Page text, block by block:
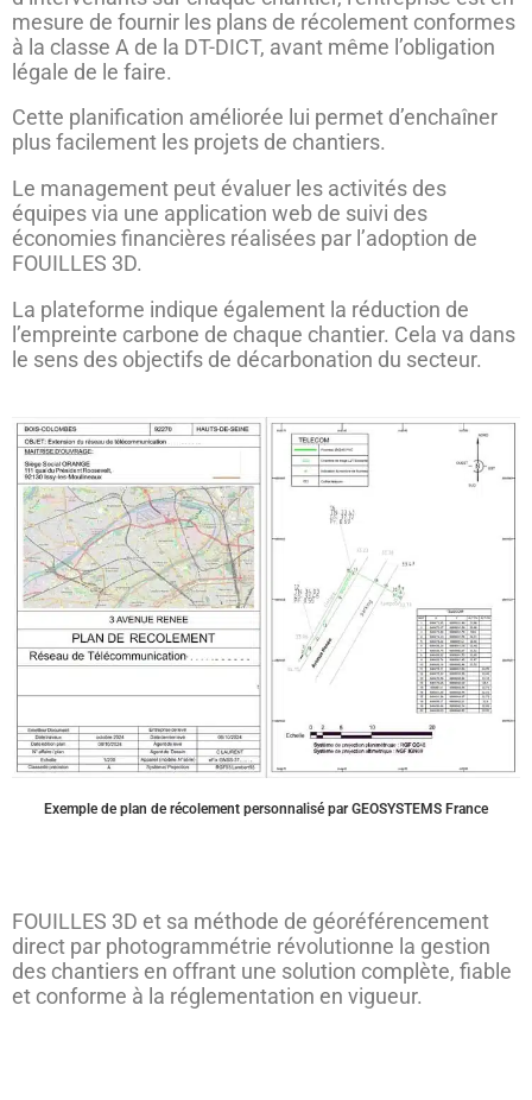
mesure de fournir les plans de récolement conformes
à la classe A de la DT-DICT, avant même l’obligation
légale de le faire.
Cette planification améliorée lui permet d’enchaîner
plus facilement les projets de chantiers.
Le management peut évaluer les activités des
équipes via une application web de suivi des
économies financières réalisées par l’adoption de
FOUILLES 3D.
La plateforme indique également la réduction de
l’empreinte carbone de chaque chantier. Cela va dans
le sens des objectifs de décarbonation du secteur.
Exemple de plan de récolement personnalisé par GEOSYSTEMS France
FOUILLES 3D et sa méthode de géoréférencement
direct par photogrammétrie révolutionne la gestion
des chantiers en offrant une solution complète, fiable
et conforme à la réglementation en vigueur.